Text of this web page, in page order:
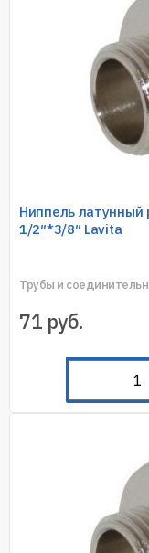
Ниппель латунный
1/2″*3/8″ Lavita
Трубы и
71 руб.